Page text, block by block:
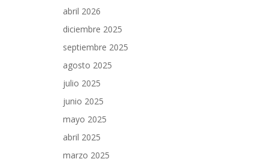
abril 2026
diciembre 2025
septiembre 2025
agosto 2025
julio 2025
junio 2025
mayo 2025
abril 2025
marzo 2025